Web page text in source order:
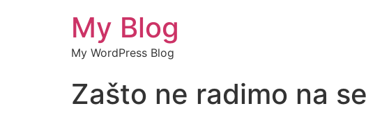
My Blog
My WordPress Blog
Zašto ne radimo na